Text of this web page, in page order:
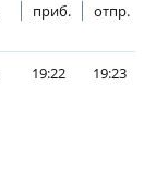
приб. отпр.
19:22 19:23